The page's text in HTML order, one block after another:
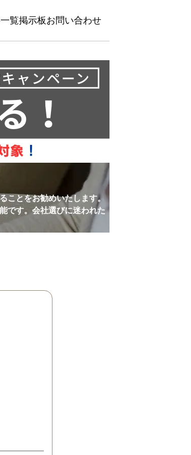
覧掲示板お問い合わせ
ことをお勧めいたします。
です。会社選びに迷われた